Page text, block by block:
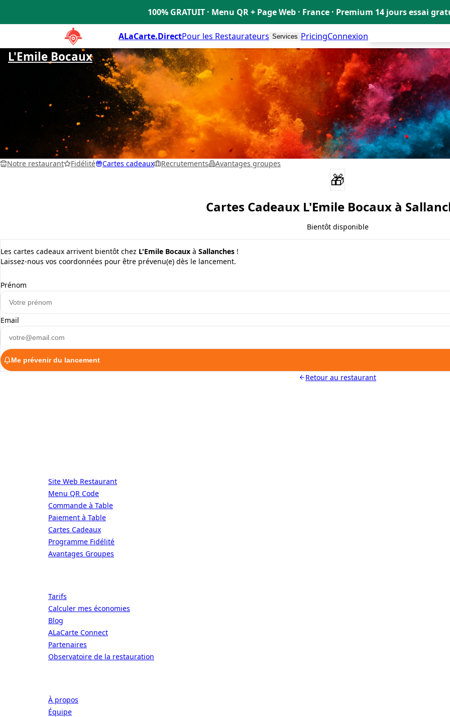
100% GRATUIT · Menu QR + Page Web · France · Premium 14 jours essai
ALaCarte.DirectPour les Restaurateurs Services PricingConnexion
L'Emile Bocaux
Notre restaurant Fidélité Cartes cadeaux Recrutements Avantages groupes
🎁
Cartes Cadeaux L'Emile Bocaux à
Bientôt disponible
Les cartes cadeaux arrivent bientôt chez L'Emile Bocaux à Sallanches !
Laissez-nous vos coordonnées pour être prévenu(e) dès le lancement.
Prénom
Email
Me prévenir du lancement
Retour au restaurant
Site Web Restaurant
Menu QR Code
Commande à Table
Paiement à Table
Cartes Cadeaux
Programme Fidélité
Avantages Groupes
Tarifs
Calculer mes économies
Blog
ALaCarte Connect
Partenaires
Observatoire de la restauration
À propos
Équipe